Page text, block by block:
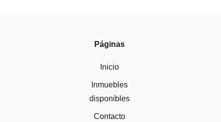
Páginas
Inicio
Inmuebles
disponibles
Contacto